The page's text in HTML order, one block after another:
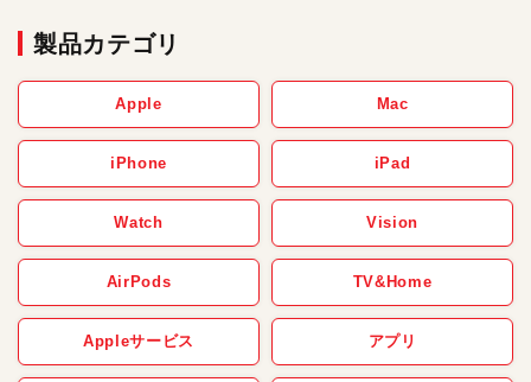
製品カテゴリ
Apple Mac
iPhone iPad
Watch Vision
AirPods TV&Home
Appleサービス アプリ